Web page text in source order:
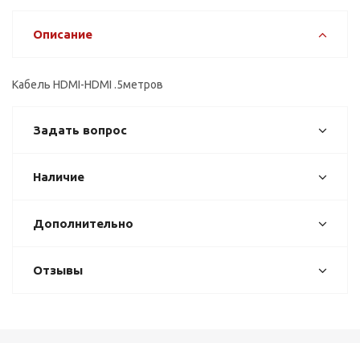
Описание
Кабель HDMI-HDMI .5метров
Задать вопрос
Наличие
Дополнительно
Отзывы